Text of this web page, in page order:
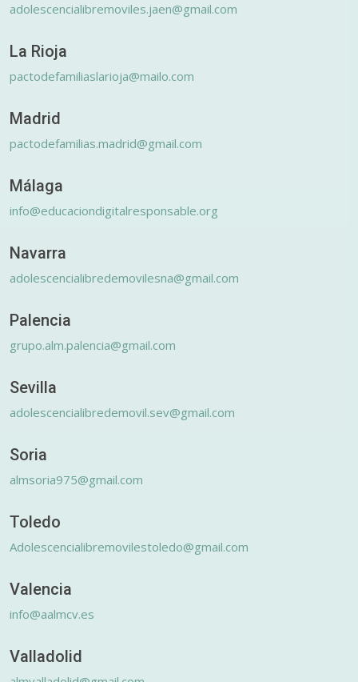
adolescencialibremoviles.jaen@gmail.com
La Rioja
pactodefamiliaslarioja@mailo.com
Madrid
pactodefamilias.madrid@gmail.com
Málaga
info@educaciondigitalresponsable.org
Navarra
adolescencialibredemovilesna@gmail.com
Palencia
grupo.alm.palencia@gmail.com
Sevilla
adolescencialibredemovil.sev@gmail.com
Soria
almsoria975@gmail.com
Toledo
Adolescencialibremovilestoledo@gmail.com
Valencia
info@aalmcv.es
Valladolid